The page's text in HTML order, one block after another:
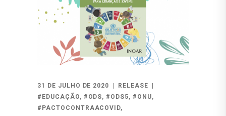
31 DE JULHO DE 2020
RELEASE
#EDUCAÇÃO, #ODS, #ODS5, #ONU,
#PACTOCONTRAACOVID,